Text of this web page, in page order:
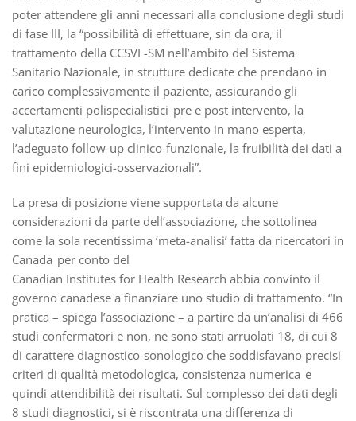
poter attendere gli anni necessari alla conclusione degli studi
di fase III, la “possibilità di effettuare, sin da ora, il
trattamento della CCSVI -SM nell’ambito del Sistema
Sanitario Nazionale, in strutture dedicate che prendano in
carico complessivamente il paziente, assicurando gli
accertamenti polispecialistici pre e post intervento, la
valutazione neurologica, l’intervento in mano esperta,
l’adeguato follow-up clinico-funzionale, la fruibilità dei dati a
fini epidemiologici-osservazionali”.
La presa di posizione viene supportata da alcune
considerazioni da parte dell’associazione, che sottolinea
come la sola recentissima ‘meta-analisi’ fatta da ricercatori in
Canada per conto del
Canadian Institutes for Health Research abbia convinto il
governo canadese a finanziare uno studio di trattamento. “In
pratica – spiega l’associazione – a partire da un’analisi di 466
studi confermatori e non, ne sono stati arruolati 18, di cui 8
di carattere diagnostico-sonologico che soddisfavano precisi
criteri di qualità metodologica, consistenza numerica e
quindi attendibilità dei risultati. Sul complesso dei dati degli
8 studi diagnostici, si è riscontrata una differenza di